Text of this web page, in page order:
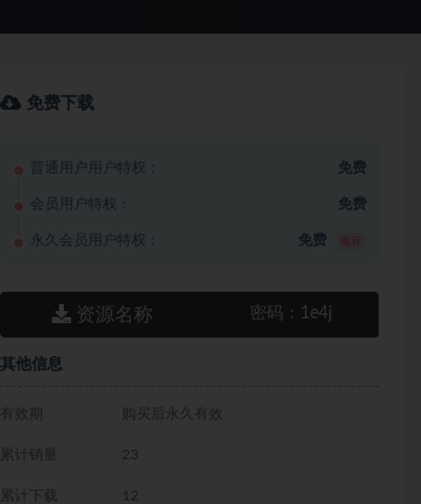
免费下载
普通用户用户特权： 免费
会员用户特权： 免费
永久会员用户特权： 免费
资源名称 密码： 1e4j
其他信息
有效期 购买后永久有效
累计销量 23
累计下载 12